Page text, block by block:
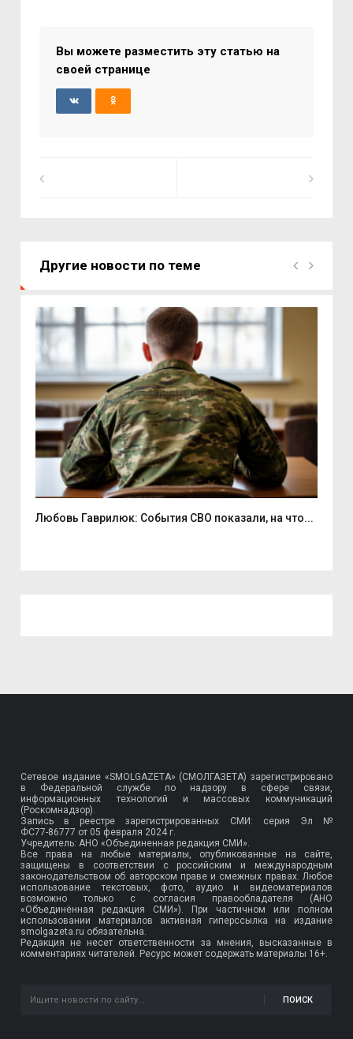
Вы можете разместить эту статью на
своей странице
Другие новости по теме
Любовь Гаврилюк: События СВО показали, на что...
Сетевое издание «SMOLGAZETA» (СМОЛГАЗЕТА) зарегистрировано
в Федеральной службе по надзору в сфере связи,
информационных технологий и массовых коммуникаций
(Роскомнадзор).
Запись в реестре зарегистрированных СМИ: серия Эл №
ФС77-86777 от 05 февраля 2024 г.
Учредитель: АНО «Объединенная редакция СМИ».
Все права на любые материалы, опубликованные на сайте,
защищены в соответствии с российским и международным
законодательством об авторском праве и смежных правах. Любое
использование текстовых, фото, аудио и видеоматериалов
возможно только с согласия правообладателя (АНО
«Объединённая редакция СМИ»). При частичном или полном
использовании материалов активная гиперссылка на издание
smolgazeta.ru обязательна.
Редакция не несет ответственности за мнения, высказанные в
комментариях читателей. Ресурс может содержать материалы 16+.
ПОИСК